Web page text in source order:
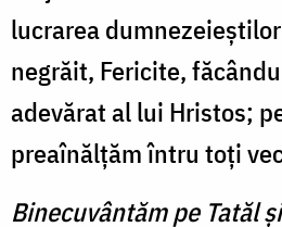
lucrarea
negrăit, Fericite,
adevărat al lui Hristos;
preaînălţăm întru toţi
Binecuvântăm pe Tatăl